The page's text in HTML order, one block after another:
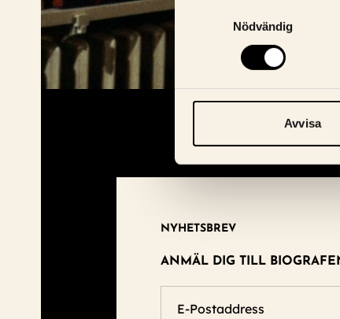
Samtyckesval
Nödvändig
Avvisa
NYHETSBREV
ANMÄL DIG TILL